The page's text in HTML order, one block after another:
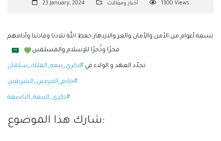
23 January، 2024 أخبار ومقالات 1300 Views
تسعة أعوام من الأمن والأمان والعز والازدهار ‏حفظ الله بلادنا وقادتنا وأدامهم
فخرًا وذُخرًا ‏للإسلام والمسلمين 💚
🇸🇦
نجدّد العهد و الولاء في #ذكري_بيعه_الملك_سلمان
#خادم_الحرمين_الشريفين
#ذكرى_البيعة_التاسعة
شارك هذا الموضوع: